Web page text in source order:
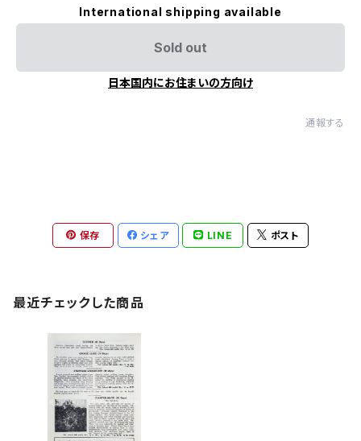
International shipping available
Sold out
日本国内にお住まいの方向け
通報する
保存 シェア LINE ポスト
最近チェックした商品